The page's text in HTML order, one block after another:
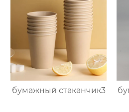
бумажный стаканчик3